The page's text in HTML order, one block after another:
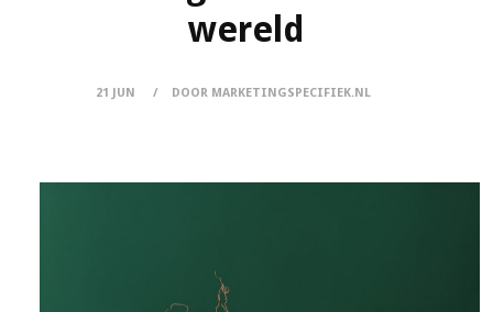
wereld
21 JUN DOOR MARKETINGSPECIFIEK.NL